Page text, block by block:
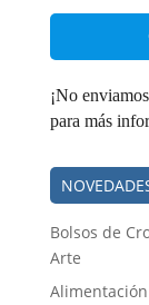
electrónico
¡No
para más
Bolsos de
Arte